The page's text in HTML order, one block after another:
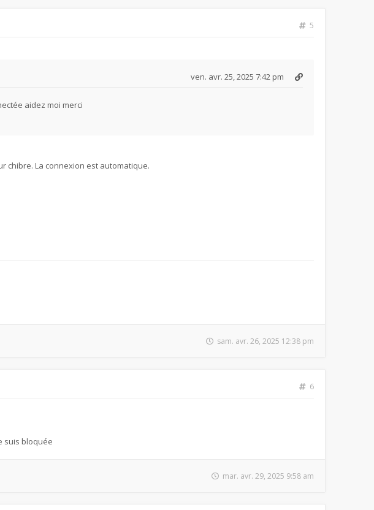
5
ven. avr. 25, 2025 7:42 pm
aidez moi merci
chibre. La connexion est automatique.
sam. avr. 26, 2025 12:38 pm
6
suis bloquée
mar. avr. 29, 2025 9:58 am